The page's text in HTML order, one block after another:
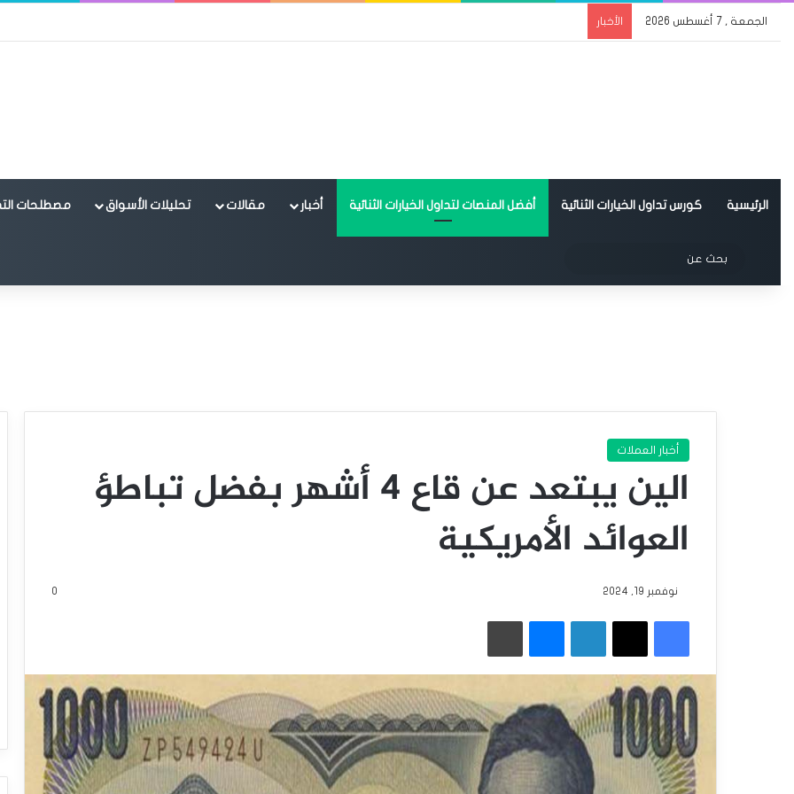
الجمعة , 7 أغسطس 2026 الأخبار
الرئيسية كورس تداول الخيارات الثنائية أفضل المنصات لتداول الخيارات الثنائية أخبار مقالات تحليلات الأسواق مصطلحات
الوضع المظلم
عن
أخبار العملات
الين يبتعد عن قاع 4 أشهر بفضل تباطؤ
العوائد الأمريكية
نوفمبر 19, 2024 0
فيسبوك
‫X لينكدإن ماسنجر طباعة